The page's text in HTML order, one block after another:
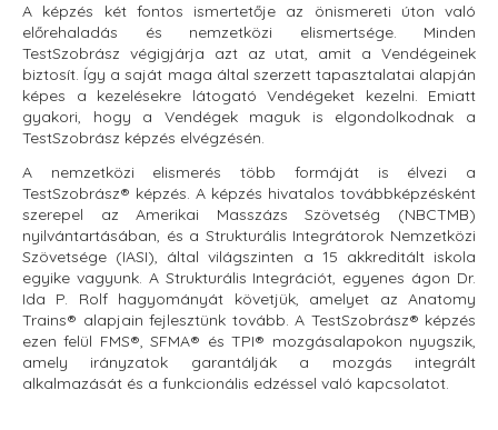
A képzés két fontos ismertetője az önismereti úton való
előrehaladás és nemzetközi elismertsége. Minden
TestSzobrász végigjárja azt az utat, amit a Vendégeinek
biztosít. Így a saját maga által szerzett tapasztalatai alapján
képes a kezelésekre látogató Vendégeket kezelni. Emiatt
gyakori, hogy a Vendégek maguk is elgondolkodnak a
TestSzobrász képzés elvégzésén.
A nemzetközi elismerés több formáját is élvezi a
TestSzobrász® képzés. A képzés hivatalos továbbképzésként
szerepel az Amerikai Masszázs Szövetség (NBCTMB)
nyilvántartásában, és a Strukturális Integrátorok Nemzetközi
Szövetsége (IASI), által világszinten a 15 akkreditált iskola
egyike vagyunk. A Strukturális Integrációt, egyenes ágon Dr.
Ida P. Rolf hagyományát követjük, amelyet az Anatomy
Trains® alapjain fejlesztünk tovább. A TestSzobrász® képzés
ezen felül FMS®, SFMA® és TPI® mozgásalapokon nyugszik,
amely irányzatok garantálják a mozgás integrált
alkalmazását és a funkcionális edzéssel való kapcsolatot.